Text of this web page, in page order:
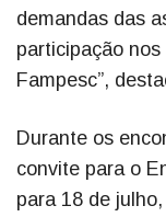
demandas das
participação
Fampesc”,
Durante os
convite para o
para 18 de